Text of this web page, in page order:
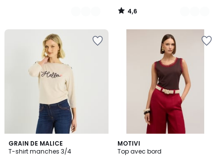
4,6
/
GRAIN DE MALICE
T-shirt manches 3/4
MOTIVI
Top avec bord
2
Couleurs